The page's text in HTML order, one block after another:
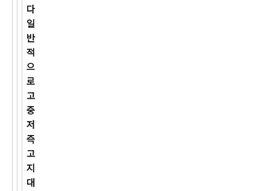
다
일
반
적
으
로
고
중
저
즉
고
지
대